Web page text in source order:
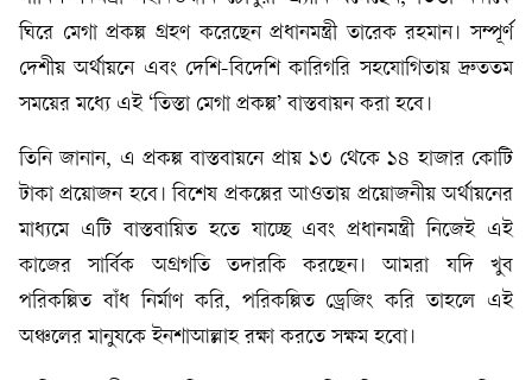
ঘিরে মেগা প্রকল্প গ্রহণ করেছেন প্রধানমন্ত্রী তারেক রহমান। সম্পূর্ণ
দেশীয় অর্থায়নে এবং দেশি-বিদেশি কারিগরি সহযোগিতায় দ্রুততম
সময়ের মধ্যে এই ‘তিস্তা মেগা প্রকল্প’ বাস্তবায়ন করা হবে।
তিনি জানান, এ প্রকল্প বাস্তবায়নে প্রায় ১৩ থেকে ১৪ হাজার কোটি
টাকা প্রয়োজন হবে। বিশেষ প্রকল্পের আওতায় প্রয়োজনীয় অর্থায়নের
মাধ্যমে এটি বাস্তবায়িত হতে যাচ্ছে এবং প্রধানমন্ত্রী নিজেই এই
কাজের সার্বিক অগ্রগতি তদারকি করছেন। আমরা যদি খুব
পরিকল্পিত বাঁধ নির্মাণ করি, পরিকল্পিত ড্রেজিং করি তাহলে এই
অঞ্চলের মানুষকে ইনশাআল্লাহ রক্ষা করতে সক্ষম হবো।